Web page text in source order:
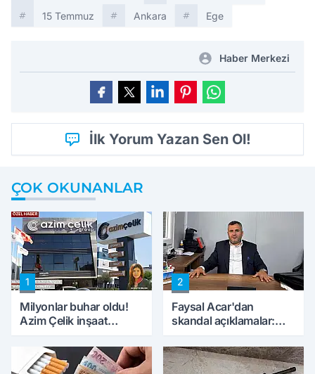
15 Temmuz
Ankara Ege
Haber Merkezi
İlk Yorum Yazan Sen Ol!
ÇOK OKUNANLAR
1
Milyonlar buhar oldu!
Azim Çelik inşaat
konuştu
2
Faysal Acar'dan
skandal açıklamalar:
peynircilerimizi de
kıskaca aldı, müdahale